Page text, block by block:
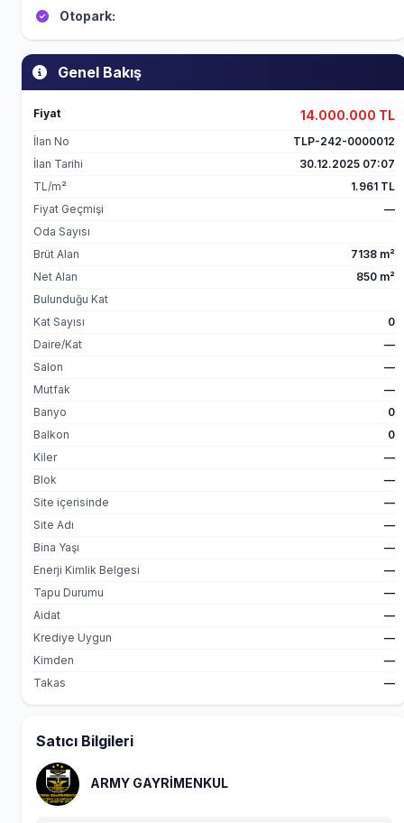
Genel Bakış
Fiyat 14.000.000 TL
İlan No
TLP-242-0000012
İlan Tarihi
30.12.2025 07:07
TL/m²
1.961 TL
Fiyat Geçmişi
—
Oda Sayısı
Brüt Alan
7138 m²
Net Alan
850 m²
Bulunduğu Kat
Kat Sayısı
0
Daire/Kat
—
Salon
—
Mutfak
—
Banyo
0
Balkon
0
Kiler
—
Blok
—
Site içerisinde
—
Site Adı
—
Bina Yaşı
—
Enerji Kimlik Belgesi
—
Tapu Durumu
—
Aidat
—
Krediye Uygun
—
Kimden
—
Takas
—
Satıcı Bilgileri
ARMY GAYRİMENKUL
Otopark: